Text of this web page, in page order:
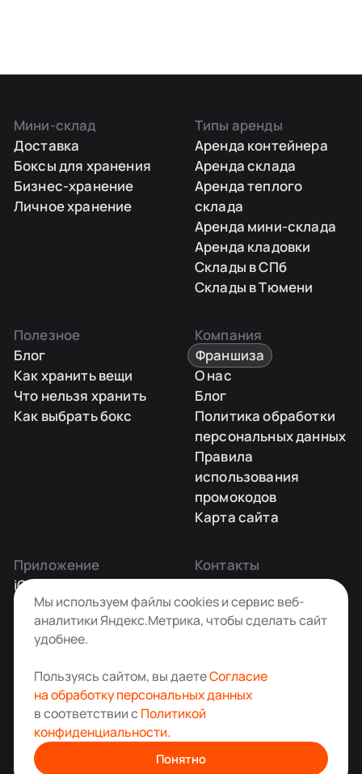
Мини-склад
Доставка
Боксы для хранения
Бизнес-хранение
Личное хранение
Типы аренды
Аренда контейнера
Аренда склада
Аренда теплого
склада
Аренда мини-склада
Аренда кладовки
Склады в СПб
Склады в Тюмени
Полезное
Блог
Как хранить вещи
Что нельзя хранить
Как выбрать бокс
Компания
Франшиза
О нас
Блог
Политика обработки
персональных данных
Правила
использования
промокодов
Карта сайта
Приложение
iOS
Android
Контакты
Заказать звонок
+7 495 181-55-45
info@kladovkin.ru
Аренда склада для хранения вещей в Москве
© ООО «Кладовкин» 2026. Все права защищены
Мы используем файлы cookies и сервис веб-
аналитики Яндекс.Метрика, чтобы сделать сайт
удобнее.
Пользуясь сайтом, вы даетеСогласие
на обработку персональных данных
в соответствии с Политикой
конфиденциальности.
Понятно